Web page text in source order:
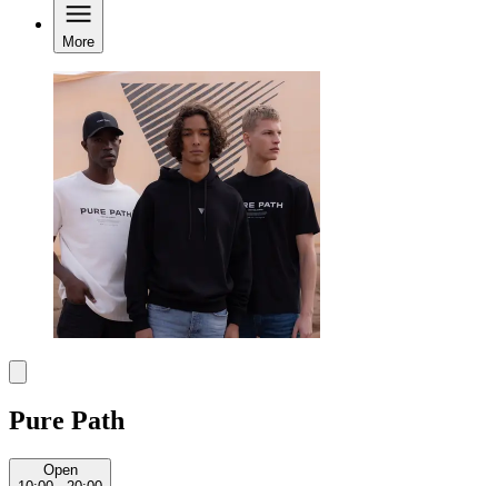
More
Pure Path
Open